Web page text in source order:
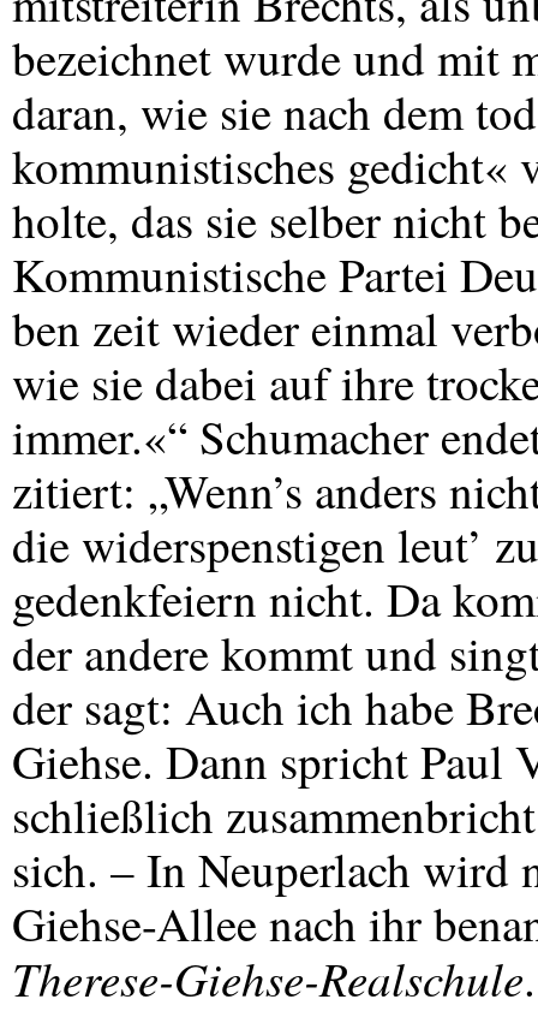
bezeichnet wurde und mit
daran, wie sie nach dem
kommunistisches gedicht«
holte, das sie selber nicht
Kommunistische Partei
ben zeit wieder einmal
wie sie dabei auf ihre
immer.«“ Schumacher
zitiert: „Wenn’s anders
die widerspenstigen leut’
gedenkfeiern nicht. Da
der andere kommt und
der sagt: Auch ich habe
Giehse. Dann spricht Paul
schließlich
sich. – In Neuperlach wird
Giehse-Allee nach ihr
Therese-Giehse-Realschule.